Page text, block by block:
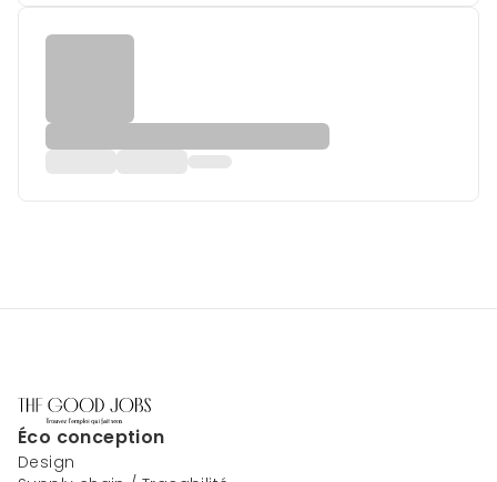
Éco conception
Design